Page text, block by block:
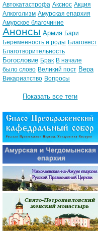
Автокатастрофа Аксиос Акция
Алкоголизм Амурская епархия
Амурское благочиние
Анонсы Армия Бари
Беременность и роды Благовест
Благотворительность
Богословие Брак В начале
было слово Великий пост Вера
Викариатство Вопросы
Показать все теги